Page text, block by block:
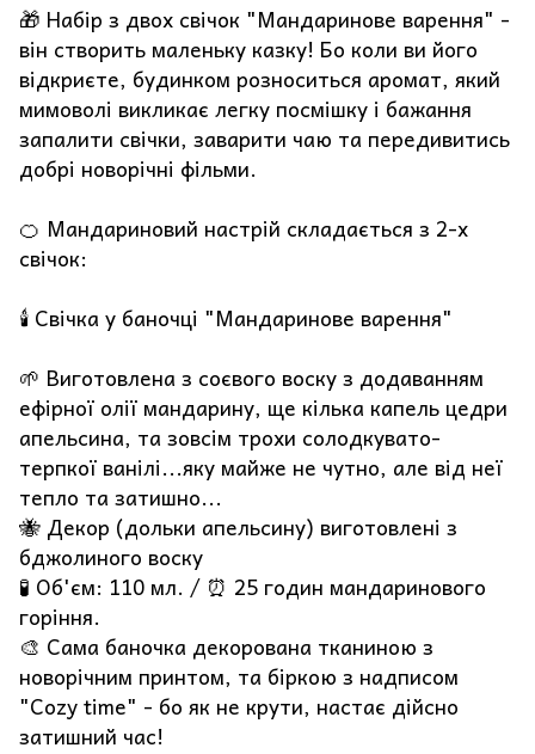
🎁 Набір з двох свічок "Мандаринове варення" -
він створить маленьку казку! Бо коли ви його
відкриєте, будинком розноситься аромат, який
мимоволі викликає легку посмішку і бажання
запалити свічки, заварити чаю та передивитись
добрі новорічні фільми.
🍊 Мандариновий настрій складається з 2-х
свічок:
🕯️ Свічка у баночці "Мандаринове варення"
🌱 Виготовлена з соєвого воску з додаванням
ефірної олії мандарину, ще кілька капель цедри
апельсина, та зовсім трохи солодкувато-
терпкої ванілі...яку майже не чутно, але від неї
тепло та затишно...
🐝 Декор (дольки апельсину) виготовлені з
бджолиного воску
🧪 Об'єм: 110 мл. / ⏰ 25 годин мандаринового
горіння.
🎨 Сама баночка декорована тканиною з
новорічним принтом, та біркою з надписом
"Cozy time" - бо як не крути, настає дійсно
затишний час!